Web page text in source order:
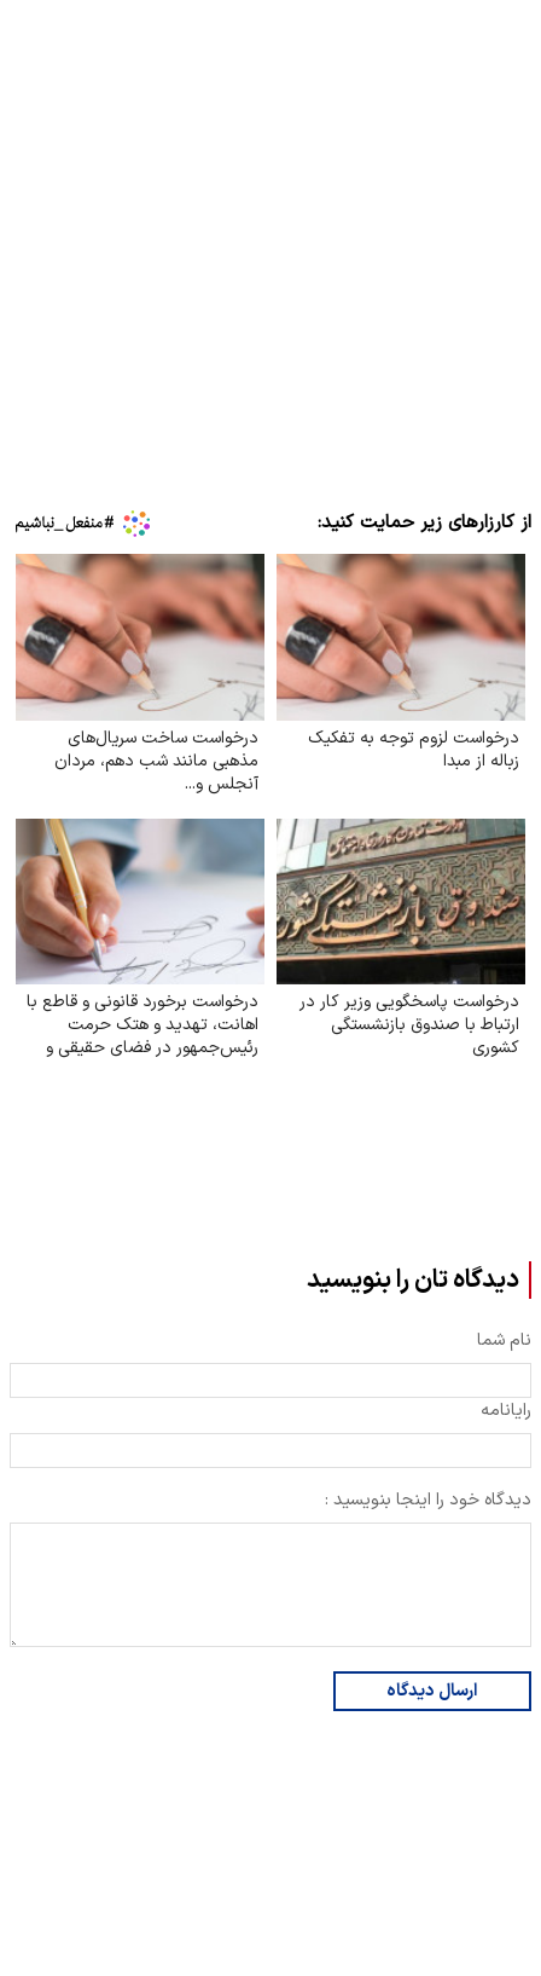
از کارزارهای زیر حمایت کنید:
درخواست لزوم توجه به تفکیک
زباله از مبدا
درخواست ساخت سریال‌های
مذهبی مانند شب دهم، مردان
آنجلس و...
درخواست پاسخگویی وزیر کار در
ارتباط با صندوق بازنشستگی
کشوری
درخواست برخورد قانونی و قاطع با
اهانت، تهدید و هتک حرمت
رئیس‌جمهور در فضای حقیقی و
دیدگاه تان را بنویسید
نام شما
رایانامه
دیدگاه خود را اینجا بنویسید :
ارسال دیدگاه